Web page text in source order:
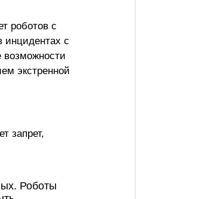
роботов с
инцидентах с
возможности
экстренной
запрет,
Роботы